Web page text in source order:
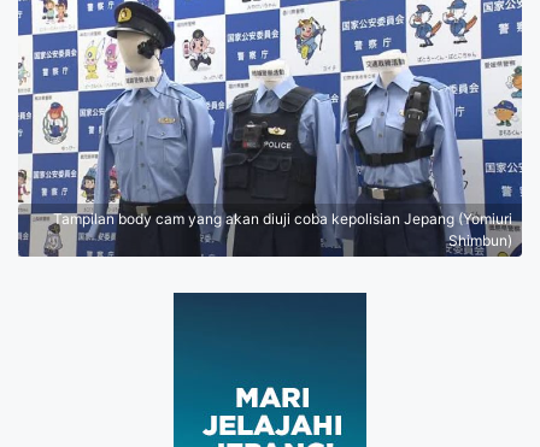
Tampilan body cam yang akan diuji coba kepolisian Jepang (Yomiuri
Shimbun)